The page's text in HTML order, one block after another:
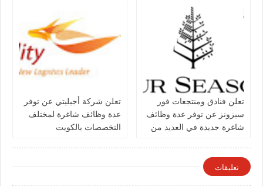
تعلن فنادق ومنتجعات فور
سيزونز‏ عن توفر عدة وظائف
شاغرة جديدة في العديد من
تعلن شركة أجيليتي عن توفر
عدة وظائف شاغرة لمختلف
التخصصات بالكويت
تعليقات